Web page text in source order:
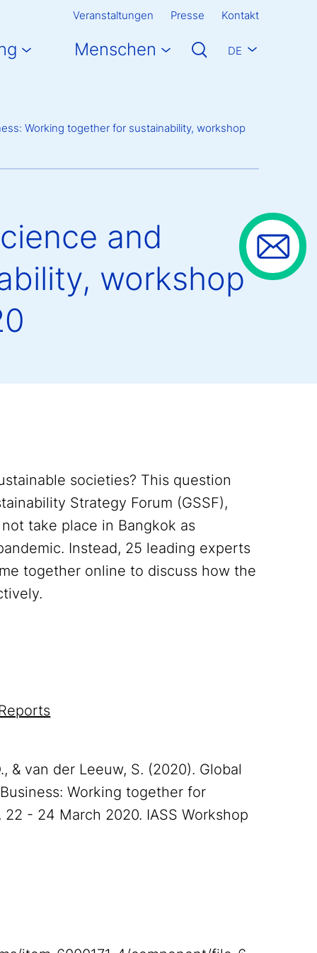
Veranstaltungen Presse Kontakt
Menschen DE
Working together for sustainability, workshop
and
workshop
societies? This question
Strategy Forum (GSSF),
take place in Bangkok as
Instead, 25 leading experts
together online to discuss how the
& van der Leeuw, S. (2020). Global
Working together for
- 24 March 2020. IASS Workshop